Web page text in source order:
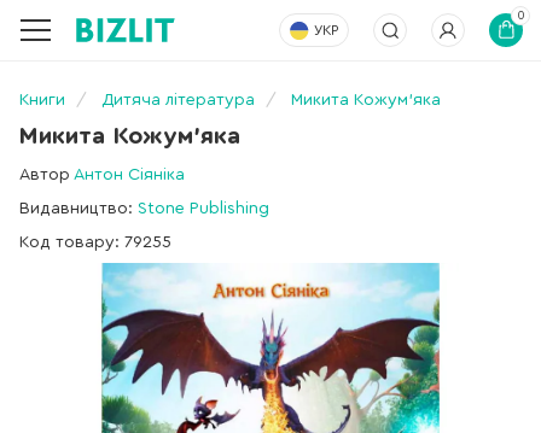
УКР
0
Книги Дитяча література Микита Кожум'яка
Микита Кожум'яка
Автор Антон Сіяніка
Видавництво: Stone Publishing
Код товару: 79255